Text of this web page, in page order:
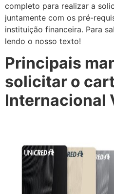
completo para realizar a
juntamente com os pré-
instituição financeira. Para
lendo o nosso texto!
Principais
solicitar o
Internacional